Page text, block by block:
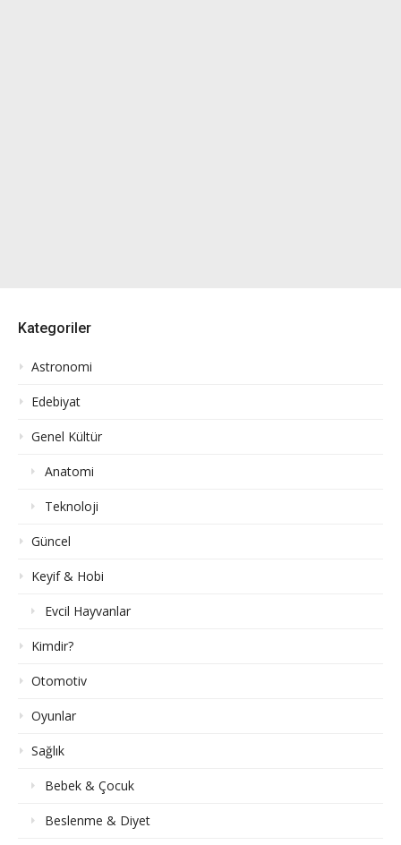
Kategoriler
Astronomi
Edebiyat
Genel Kültür
Anatomi
Teknoloji
Güncel
Keyif & Hobi
Evcil Hayvanlar
Kimdir?
Otomotiv
Oyunlar
Sağlık
Bebek & Çocuk
Beslenme & Diyet